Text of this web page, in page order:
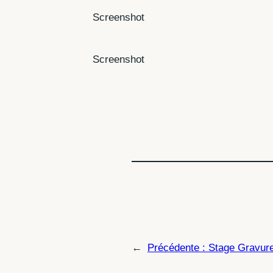
Screenshot
Screenshot
← Précédente : Stage